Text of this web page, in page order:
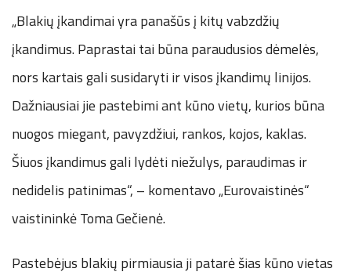
„Blakių įkandimai yra panašūs į kitų vabzdžių
įkandimus. Paprastai tai būna paraudusios dėmelės,
nors kartais gali susidaryti ir visos įkandimų linijos.
Dažniausiai jie pastebimi ant kūno vietų, kurios būna
nuogos miegant, pavyzdžiui, rankos, kojos, kaklas.
Šiuos įkandimus gali lydėti niežulys, paraudimas ir
nedidelis patinimas“, – komentavo „Eurovaistinės“
vaistininkė Toma Gečienė.
Pastebėjus blakių pirmiausia ji patarė šias kūno vietas